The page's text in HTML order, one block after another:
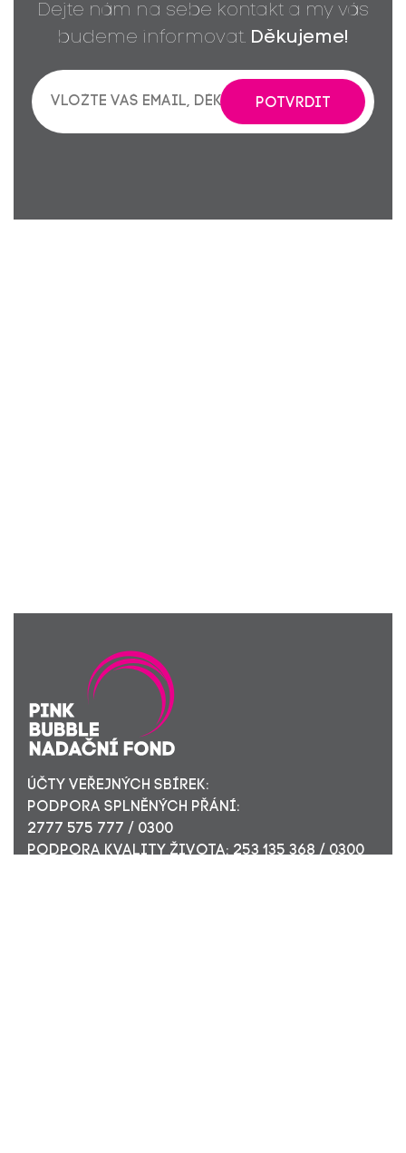
Dejte nám na sebe kontakt a my vás
budeme informovat. Děkujeme!
POTVRDIT
ÚČTY VEŘEJNÝCH SBÍREK:
PODPORA SPLNĚNÝCH PŘÁNÍ:
2777 575 777 / 0300
PODPORA KVALITY ŽIVOTA: 253 135 368 / 0300